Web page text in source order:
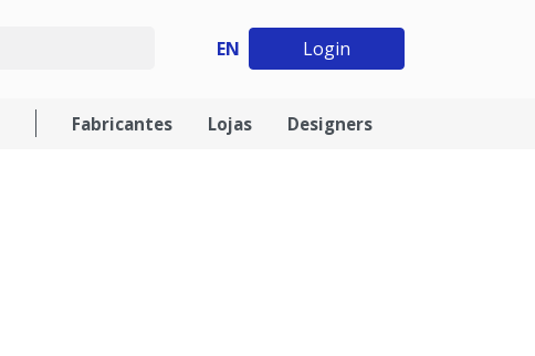
EN Login
Fabricantes Lojas Designers